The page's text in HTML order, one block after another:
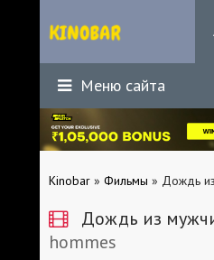
Меню сайта
Kinobar » Фильмы » Дождь
Дождь из
hommes